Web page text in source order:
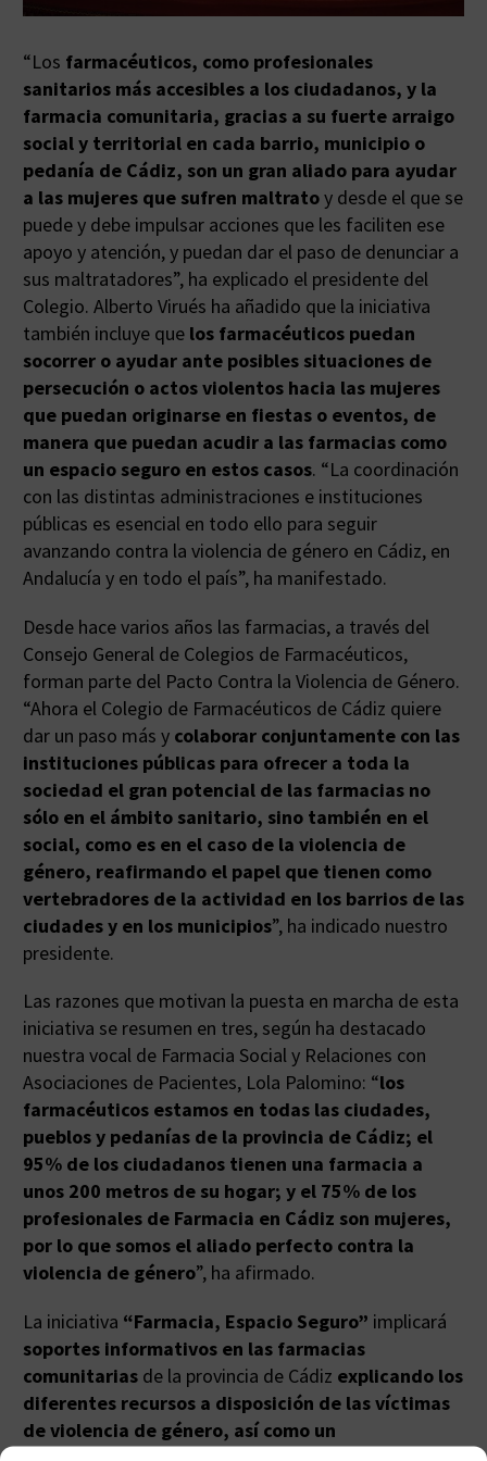
“Los farmacéuticos, como profesionales
sanitarios más accesibles a los ciudadanos, y la
farmacia comunitaria, gracias a su fuerte arraigo
social y territorial en cada barrio, municipio o
pedanía de Cádiz, son un gran aliado para ayudar
a las mujeres que sufren maltratoy desde el que se
puede y debe impulsar acciones que les faciliten ese
apoyo y atención, y puedan dar el paso de denunciar a
sus maltratadores”, ha explicado el presidente del
Colegio. Alberto Virués ha añadido que la iniciativa
también incluye que los farmacéuticos puedan
socorrer o ayudar ante posibles situaciones de
persecución o actos violentos hacia las mujeres
que puedan originarse en fiestas o eventos, de
manera que puedan acudir a las farmacias como
un espacio seguro en estos casos. “La coordinación
con las distintas administraciones e instituciones
públicas es esencial en todo ello para seguir
avanzando contra la violencia de género en Cádiz, en
Andalucía y en todo el país”, ha manifestado.
Desde hace varios años las farmacias, a través del
Consejo General de Colegios de Farmacéuticos,
forman parte del Pacto Contra la Violencia de Género.
“Ahora el Colegio de Farmacéuticos de Cádiz quiere
dar un paso más y colaborar conjuntamente con las
instituciones públicas para ofrecer a toda la
sociedad el gran potencial de las farmacias no
sólo en el ámbito sanitario, sino también en el
social, como es en el caso de la violencia de
género, reafirmando el papel que tienen como
vertebradores de la actividad en los barrios de las
ciudades y en los municipios”, ha indicado nuestro
presidente.
Las razones que motivan la puesta en marcha de esta
iniciativa se resumen en tres, según ha destacado
nuestra vocal de Farmacia Social y Relaciones con
Asociaciones de Pacientes, Lola Palomino: “los
farmacéuticos estamos en todas las ciudades,
pueblos y pedanías de la provincia de Cádiz; el
95% de los ciudadanos tienen una farmacia a
unos 200 metros de su hogar; y el 75% de los
profesionales de Farmacia en Cádiz son mujeres,
por lo que somos el aliado perfecto contra la
violencia de género”, ha afirmado.
La iniciativa “Farmacia, Espacio Seguro” implicará
soportes informativos en las farmacias
comunitarias de la provincia de Cádiz explicando los
diferentes recursos a disposición de las víctimas
de violencia de género, así como un